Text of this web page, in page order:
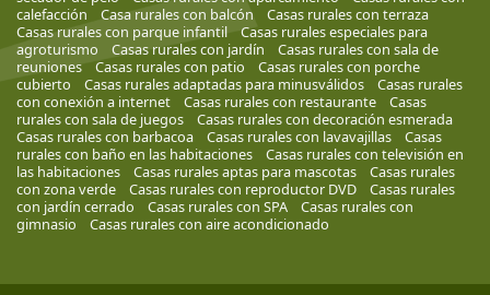
calefacción
Casa rurales con balcón
Casas rurales con terraza
Casas rurales con parque infantil
Casas rurales especiales para
agroturismo
Casas rurales con jardín
Casas rurales con sala de
reuniones
Casas rurales con patio
Casas rurales con porche
cubierto
Casas rurales adaptadas para minusválidos
Casas rurales
con conexión a internet
Casas rurales con restaurante
Casas
rurales con sala de juegos
Casas rurales con decoración esmerada
Casas rurales con barbacoa
Casas rurales con lavavajillas
Casas
rurales con baño en las habitaciones
Casas rurales con televisión en
las habitaciones
Casas rurales aptas para mascotas
Casas rurales
con zona verde
Casas rurales con reproductor DVD
Casas rurales
con jardín cerrado
Casas rurales con SPA
Casas rurales con
gimnasio
Casas rurales con aire acondicionado